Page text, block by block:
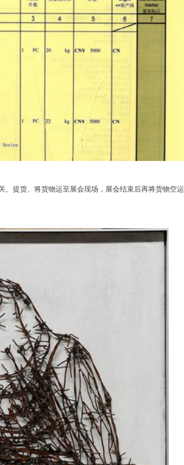
、提货、将货物运至展会现场，展会结束后再将货物空运